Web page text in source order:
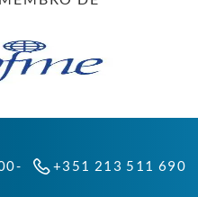
+351 213 511 690